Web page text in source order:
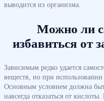
выводится из организма.
Можно ли
избавиться от
Зависимым редко удается
веществ, но при
Основным условием должна
навсегда отказаться от